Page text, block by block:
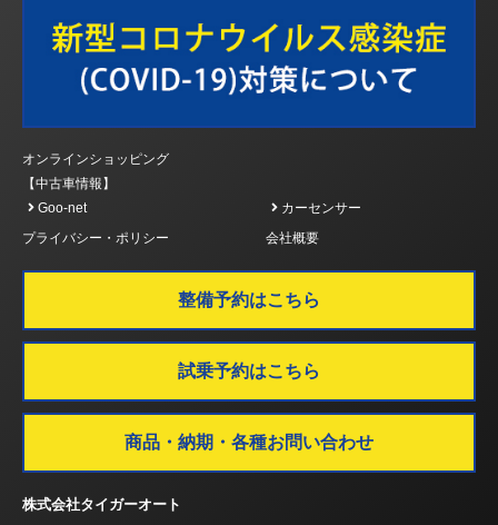
オンラインショッピング
【中古車情報】
Goo-net
カーセンサー
プライバシー・ポリシー
会社概要
整備予約はこちら
試乗予約はこちら
商品・納期・各種お問い合わせ
株式会社タイガーオート